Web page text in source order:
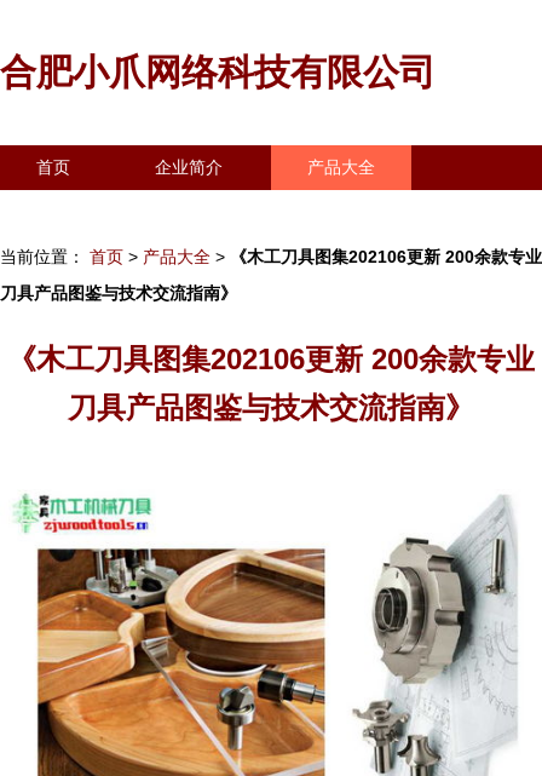
合肥小爪网络科技有限公司
首页 企业简介 产品大全
当前位置： 首页 > 产品大全 >
《木工刀具图集202106更新 200余款专业
刀具产品图鉴与技术交流指南》
《木工刀具图集202106更新 200余款专业
刀具产品图鉴与技术交流指南》